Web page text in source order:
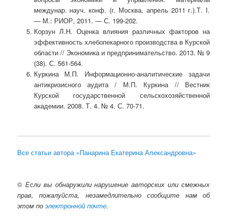
междунар. науч. конф. (г. Москва, апрель 2011 г.).Т. I.
— М.: РИОР, 2011. — С. 199-202.
Корзун Л.Н. Оценка влияния различных факторов на
эффективность хлебопекарного производства в Курской
области // Экономика и предпринимательство. 2013. № 9
(38). С. 561-564.
Куркина М.П. Информационно-аналитические задачи
антикризисного аудита / М.П. Куркина // Вестник
Курской государственной сельскохозяйственной
академии. 2008. Т. 4. № 4. С. 70-71.
Все статьи автора «Панарина Екатерина Александровна»
© Если вы обнаружили нарушение авторских или смежных
прав, пожалуйста, незамедлительно сообщите нам об
этом поэлектронной почте.